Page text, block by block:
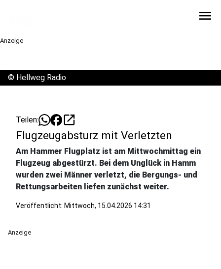
menu
Anzeige
© Hellweg Radio
Teilen: open_in_new
Flugzeugabsturz mit Verletzten
Am Hammer Flugplatz ist am Mittwochmittag ein
Flugzeug abgestürzt. Bei dem Unglück in Hamm
wurden zwei Männer verletzt, die Bergungs- und
Rettungsarbeiten liefen zunächst weiter.
Veröffentlicht: Mittwoch, 15.04.2026 14:31
Anzeige